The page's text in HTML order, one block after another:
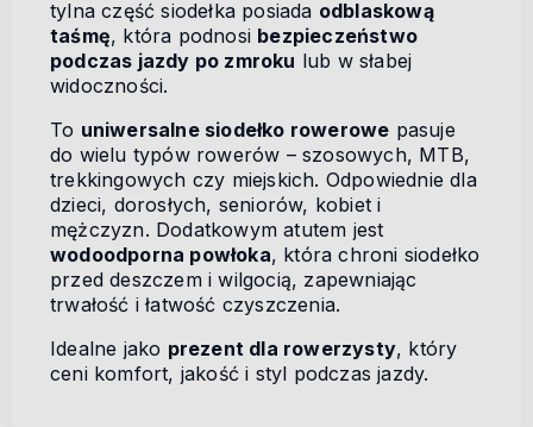
tylna część siodełka posiada odblaskową
taśmę, która podnosi bezpieczeństwo
podczas jazdy po zmroku lub w słabej
widoczności.
To uniwersalne siodełko rowerowe pasuje
do wielu typów rowerów – szosowych, MTB,
trekkingowych czy miejskich. Odpowiednie dla
dzieci, dorosłych, seniorów, kobiet i
mężczyzn. Dodatkowym atutem jest
wodoodporna powłoka, która chroni siodełko
przed deszczem i wilgocią, zapewniając
trwałość i łatwość czyszczenia.
Idealne jako prezent dla rowerzysty, który
ceni komfort, jakość i styl podczas jazdy.